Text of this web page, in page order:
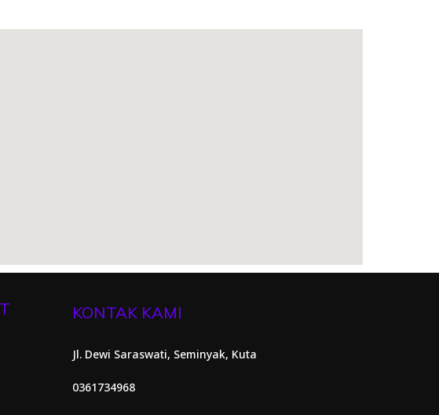
KONTAK KAMI
Jl. Dewi Saraswati, Seminyak, Kuta
0361734968